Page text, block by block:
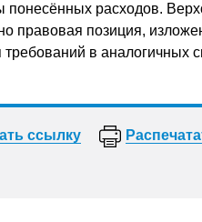
расходов.
правовая позиция,
в аналогичных
ссылку